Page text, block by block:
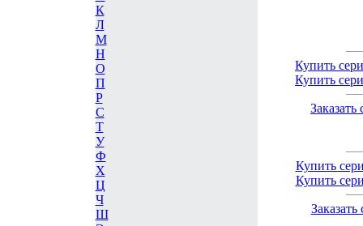
К
Л
М
Н
О
П
Р
С
Т
У
Ф
Х
Ц
Ч
Ш
Купить
Купить
Купить
Купить